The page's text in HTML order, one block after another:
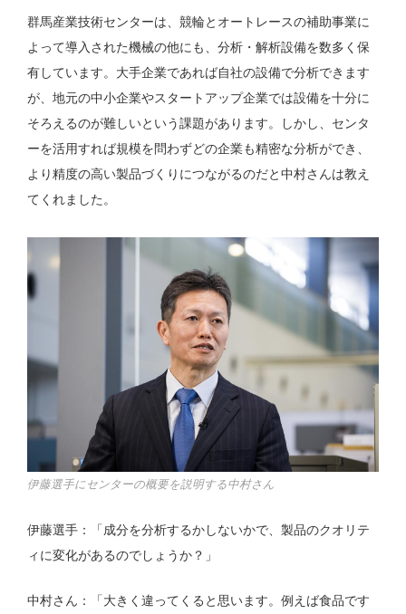
群馬産業技術センターは、競輪とオートレースの補助事業に
よって導入された機械の他にも、分析・解析設備を数多く保
有しています。大手企業であれば自社の設備で分析できます
が、地元の中小企業やスタートアップ企業では設備を十分に
そろえるのが難しいという課題があります。しかし、センタ
ーを活用すれば規模を問わずどの企業も精密な分析ができ、
より精度の高い製品づくりにつながるのだと中村さんは教え
てくれました。
伊藤選手にセンターの概要を説明する中村さん
伊藤選手：「成分を分析するかしないかで、製品のクオリテ
ィに変化があるのでしょうか？」
中村さん：「大きく違ってくると思います。例えば食品です